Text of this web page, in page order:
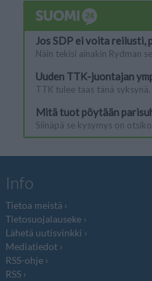
Info
Tietoa meistä
Tietosuojalauseke
Lähetä uutisvinkki
Mediatiedot
RSS-ohje
RSS